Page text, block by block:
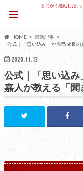
とにかく感動したい
HOME
最新記事
公式｜「思い込み」が自己成長
2020.11.13
公式｜「思い込
嘉人が教える「